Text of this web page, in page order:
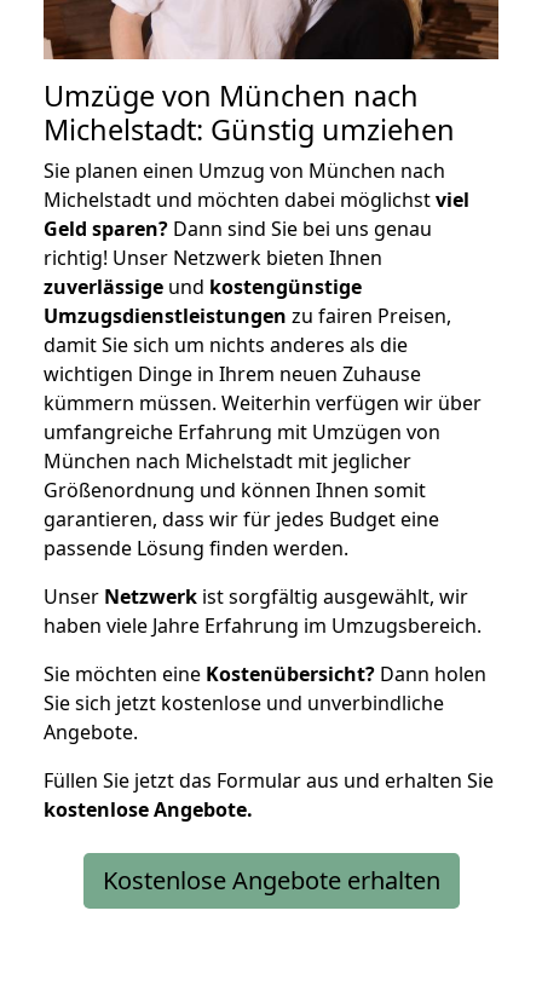
Umzüge von München nach
Michelstadt: Günstig umziehen
Sie planen einen Umzug von München nach
Michelstadt und möchten dabei möglichstviel
Geld sparen? Dann sind Sie bei uns genau
richtig! Unser Netzwerk bieten Ihnen
zuverlässige und kostengünstige
Umzugsdienstleistungen zu fairen Preisen,
damit Sie sich um nichts anderes als die
wichtigen Dinge in Ihrem neuen Zuhause
kümmern müssen. Weiterhin verfügen wir über
umfangreiche Erfahrung mit Umzügen von
München nach Michelstadt mit jeglicher
Größenordnung und können Ihnen somit
garantieren, dass wir für jedes Budget eine
passende Lösung finden werden.
Unser Netzwerk ist sorgfältig ausgewählt, wir
haben viele Jahre Erfahrung im Umzugsbereich.
Sie möchten eine Kostenübersicht? Dann holen
Sie sich jetzt kostenlose und unverbindliche
Angebote.
Füllen Sie jetzt das Formular aus und erhalten Sie
kostenloseAngebote.
Kostenlose Angebote erhalten